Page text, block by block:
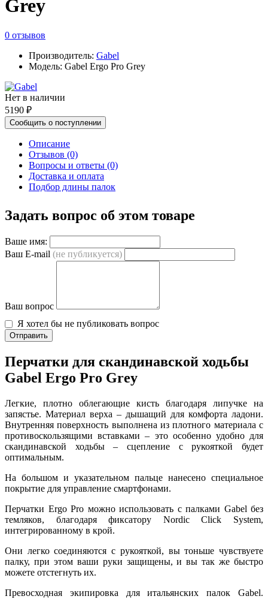
Grey
0 отзывов
Производитель: Gabel
Модель: Gabel Ergo Pro Grey
Нет в наличии
5190 ₽
Сообщить о поступлении
Описание
Отзывов (0)
Вопросы и ответы (0)
Доставка и оплата
Подбор длины палок
Задать вопрос об этом товаре
Ваше имя:
Ваш E-mail (не публикуется)
Ваш вопрос
Я хотел бы не публиковать вопрос
Отправить
Перчатки для скандинавской ходьбы
Gabel Ergo Pro Grey
Легкие, плотно облегающие кисть благодаря липучке на
запястье. Материал верха – дышащий для комфорта ладони.
Внутренняя поверхность выполнена из плотного материала с
противоскользящими вставками – это особенно удобно для
скандинавской ходьбы – сцепление с рукояткой будет
оптимальным.
На большом и указательном пальце нанесено специальное
покрытие для управление смартфонами.
Перчатки Ergo Pro можно использовать с палками Gabel без
темляков, благодаря фиксатору Nordic Click System,
интегрированному в крой.
Они легко соединяются с рукояткой, вы тоньше чувствуете
палку, при этом ваши руки защищены, и вы так же быстро
можете отстегнуть их.
Превосходная экипировка для итальянских палок Gabel.